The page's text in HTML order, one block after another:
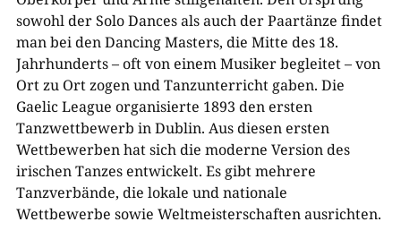
sowohl der Solo Dances als auch der Paartänze findet
man bei den Dancing Masters, die Mitte des 18.
Jahrhunderts – ­oft von einem Musiker begleitet – ­von
Ort zu Ort zogen und Tanzunterricht gaben. Die
Gaelic League organisierte 1893 den ersten
Tanzwettbewerb in Dublin. Aus diesen ersten
Wettbewerben hat sich die moderne Version des
irischen Tanzes entwickelt. Es gibt mehrere
Tanzverbände, die lokale und nationale
Wettbewerbe sowie Weltmeisterschaftenausrichten.